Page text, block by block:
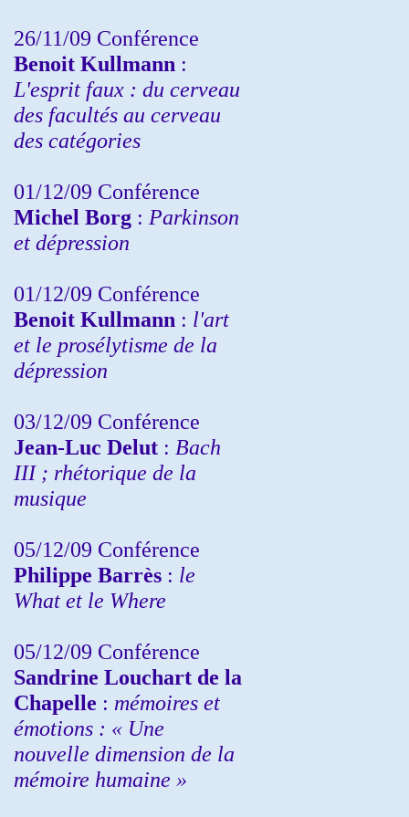
26/11/09 Conférence
Benoit Kullmann :
L'esprit faux : du cerveau
des facultés au cerveau
des catégories
01/12/09 Conférence
Michel Borg : Parkinson
et dépression
01/12/09 Conférence
Benoit Kullmann : l'art
et le prosélytisme de la
dépression
03/12/09 Conférence
Jean-Luc Delut : Bach
III ; rhétorique de la
musique
05/12/09 Conférence
Philippe Barrès : le
What et le Where
05/12/09 Conférence
Sandrine Louchart de la
Chapelle : mémoires et
émotions : « Une
nouvelle dimension de la
mémoire humaine »